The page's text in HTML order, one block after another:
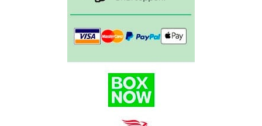
Συμβουλευτείτε επαγγελματία υγείας πριν τη χρήση
Συστατικά:
Βάμμα πρόπολης 30%, κανναβιδιόλη (CBD) 500mg